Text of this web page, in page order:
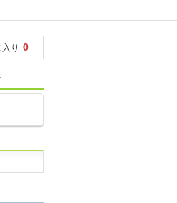
り 0